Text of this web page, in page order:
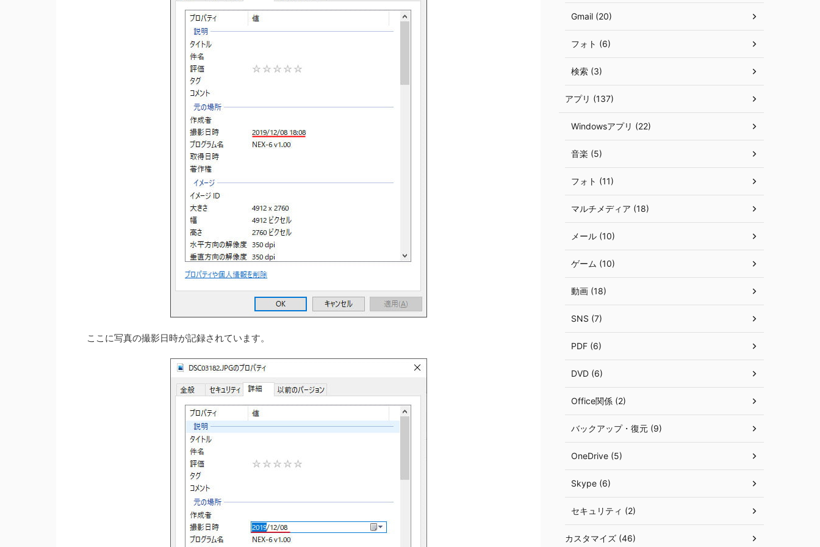
ここに写真の撮影日時が記録されています。
Gmail (20)
フォト (6)
検索 (3)
アプリ (137)
Windowsアプリ (22)
音楽 (5)
フォト (11)
マルチメディア (18)
メール (10)
ゲーム (10)
動画 (18)
SNS (7)
PDF (6)
DVD (6)
Office関係 (2)
バックアップ・復元 (9)
OneDrive (5)
Skype (6)
セキュリティ (2)
カスタマイズ (46)